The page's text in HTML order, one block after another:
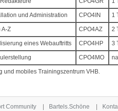
und Administration CPO4IN 1
A-Z CPO4AZ 2
eines Webauftritts CPO4HP 3
CPO4MO
und mobiles Trainingszentrum VHB.
Community Bartels.Schöne